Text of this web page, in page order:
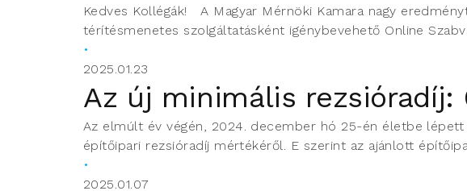
Kedves Kollégák! A Magyar Mérnöki Kamara nagy
térítésmenetes szolgáltatásként igénybevehető Online
2025.01.23
Az új minimális rezsióradíj:
Az elmúlt év végén, 2024. december hó 25-én életbe
építőipari rezsióradíj mértékéről. E szerint az ajánlott
2025.01.07